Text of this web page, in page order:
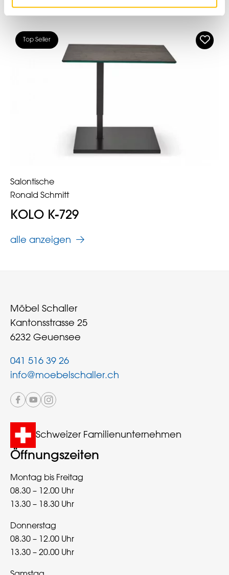
Schmitt
alle anzeigen
Top Seller
Salontische
Ronald Schmitt
KOLO K-729
Möbel Schaller
Kantonsstrasse 25
6232 Geuensee
041 516 39 26
info@moebelschaller.ch
Schweizer Familienunternehmen
Öffnungszeiten
Montag bis Freitag
08.30 – 12.00 Uhr
13.30 – 18.30 Uhr
Donnerstag
08.30 – 12.00 Uhr
13.30 – 20.00 Uhr